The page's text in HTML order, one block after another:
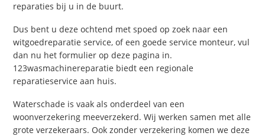
reparaties bij u in de buurt.
Dus bent u deze ochtend met spoed op zoek naar een
witgoedreparatie service, of een goede service monteur, vul
dan nu het formulier op deze pagina in.
123wasmachinereparatie biedt een regionale
reparatieservice aan huis.
Waterschade is vaak als onderdeel van een
woonverzekering meeverzekerd. Wij werken samen met alle
grote verzekeraars. Ook zonder verzekering komen we deze